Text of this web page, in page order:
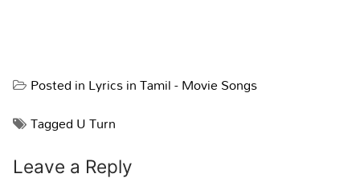
Posted inLyrics in Tamil - Movie Songs
TaggedU Turn
Leave a Reply